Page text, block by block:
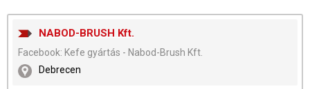
NABOD-BRUSH Kft.
Facebook: Kefe gyártás - Nabod-Brush Kft.
Debrecen